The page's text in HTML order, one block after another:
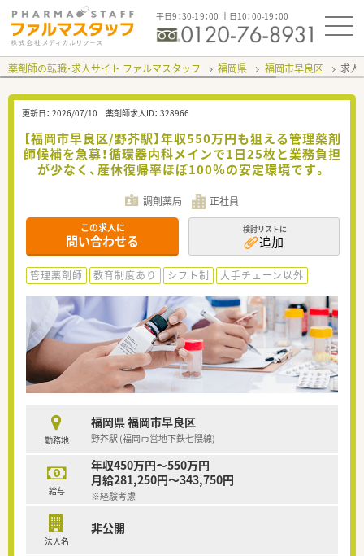
平日9：30-19：00 土日10：00-19：00
薬剤師の転職・求人サイト ファルマスタッフ 福岡県 福岡市早良区 求人
更新日： 2026/07/10 薬剤師求人ID： 328966
【福岡市早良区/野芥駅】年収550万円も狙える管理薬剤
師候補を急募！循環器内科メインで1日25枚と業務負担
が少なく、産休復帰率ほぼ100％の安定環境です。
調剤薬局 正社員
この求人に
問い合わせる
検討リストに
追加
管理薬剤師 教育制度あり シフト制 大手チェーン以外
勤務地
福岡県 福岡市早良区
野芥駅 (福岡市営地下鉄七隈線)
給与
年収450万円～550万円
月給281,250円～343,750円
※経験考慮
法人名
非公開